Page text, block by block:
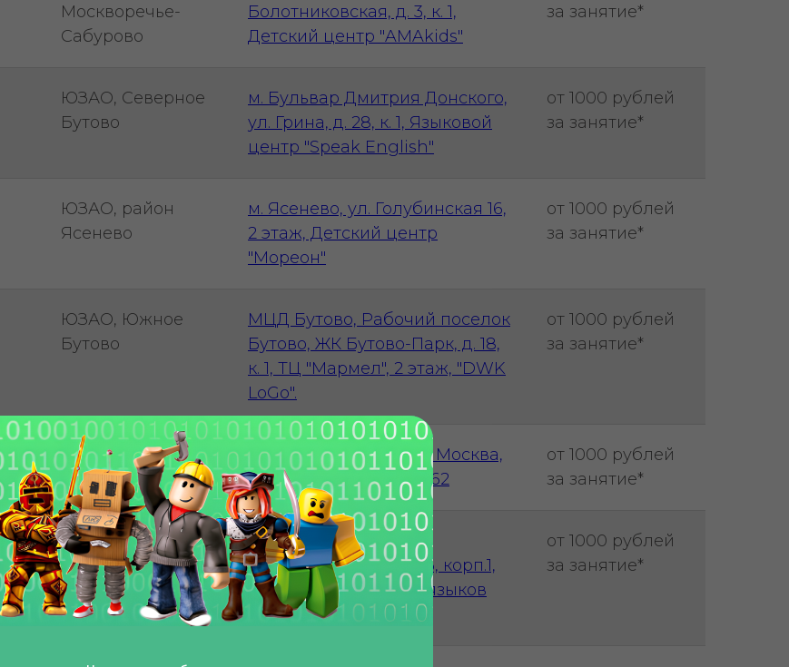
Москворечье-
Сабурово
Болотниковская, д. 3, к. 1,
Детский центр "AMAkids"
за занятие*
ЮЗАО, Северное
Бутово
м. Бульвар Дмитрия Донского,
ул. Грина, д. 28, к. 1, Языковой
центр "Speak English"
от 1000 рублей
за занятие*
ЮЗАО, район
Ясенево
м. Ясенево, ул. Голубинская 16,
2 этаж, Детский центр
"Мореон"
от 1000 рублей
за занятие*
ЮЗАО, Южное
Бутово
МЦД Бутово, Рабочий поселок
Бутово, ЖК Бутово-Парк, д. 18,
к. 1, ТЦ "Мармел", 2 этаж, "DWK
LoGo".
от 1000 рублей
за занятие*
ЮЗАО, Южное
Бутово
м. Улица Горчакова, г. Москва,
уул. Южнобутовская, 62
от 1000 рублей
за занятие*
ЮВАО, Марьино
м. Братиславская, ул.
Новомарьинская, д. 16, корп.1,
Школа иностранных языков
ММА
от 1000 рублей
за занятие*